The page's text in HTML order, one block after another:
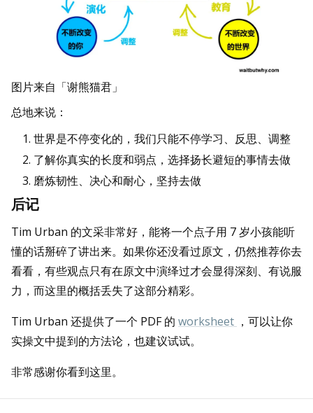
图片来自「谢熊猫君」
总地来说：
世界是不停变化的，我们只能不停学习、反思、调整
了解你真实的长度和弱点，选择扬长避短的事情去做
磨炼韧性、决心和耐心，坚持去做
后记
Tim Urban 的文采非常好，能将一个点子用 7 岁小孩能听
懂的话掰碎了讲出来。如果你还没看过原文，仍然推荐你去
看看，有些观点只有在原文中演绎过才会显得深刻、有说服
力，而这里的概括丢失了这部分精彩。
Tim Urban 还提供了一个 PDF 的 worksheet ，可以让你
实操文中提到的方法论，也建议试试。
非常感谢你看到这里。